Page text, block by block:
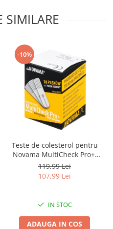
SIMILARE
-10%
Teste de colesterol pentru
Novama MultiCheck Pro+,
BK-C2, 10 teste/ cutie
119,99 Lei
107,99 Lei
IN STOC
ADAUGA IN COS